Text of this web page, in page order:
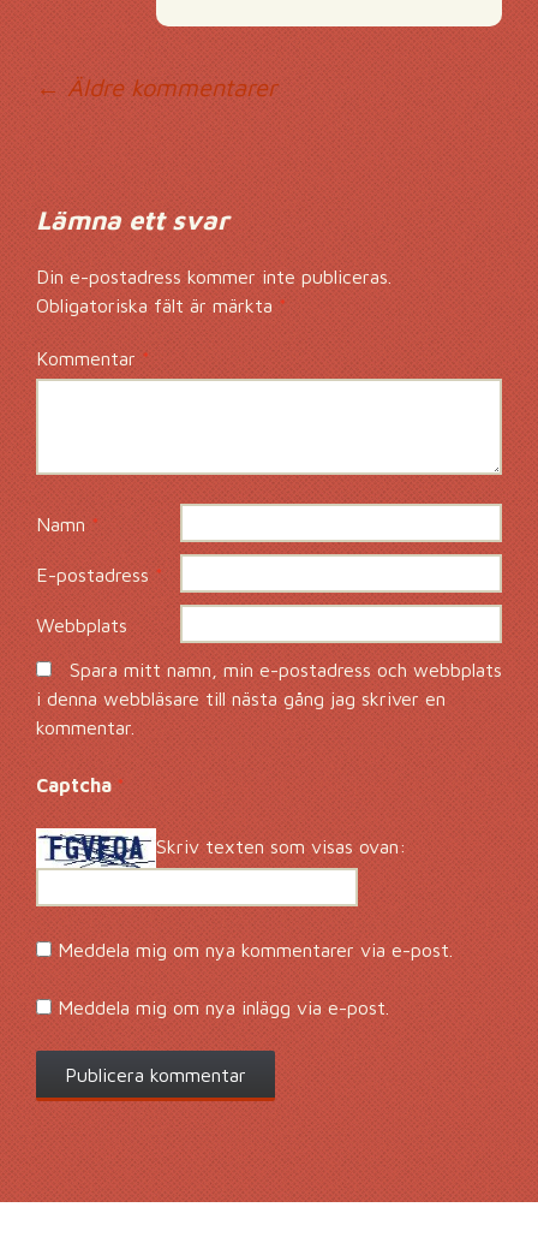
← Äldre kommentarer
Lämna ett svar
Din e-postadress kommer inte publiceras.
Obligatoriska fält är märkta *
Kommentar*
Namn *
E-postadress*
Webbplats
Spara mitt namn, min e-postadress och webbplats
i denna webbläsare till nästa gång jag skriver en
kommentar.
Captcha*
Skriv texten som visas ovan:
Meddela mig om nya kommentarer via e-post.
Meddela mig om nya inlägg via e-post.